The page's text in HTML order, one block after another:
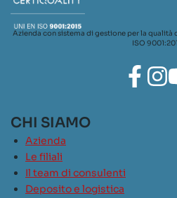
Azienda con sistema di gestione per la
ISO
CHI SIAMO
Azienda
Le filiali
Il team di consulenti
Deposito e logistica